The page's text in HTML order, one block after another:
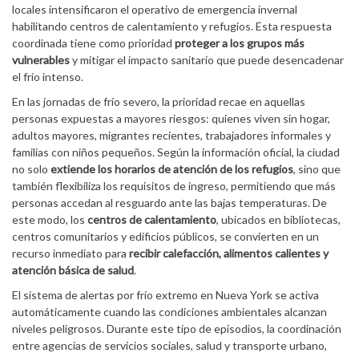
locales intensificaron el operativo de emergencia invernal
habilitando centros de calentamiento y refugios. Esta respuesta
coordinada tiene como prioridad proteger a los grupos más
vulnerablesy mitigar el impacto sanitario que puede desencadenar
el frío intenso.
En las jornadas de frío severo, la prioridad recae en aquellas
personas expuestas a mayores riesgos: quienes viven sin hogar,
adultos mayores, migrantes recientes, trabajadores informales y
familias con niños pequeños. Según la información oficial, la ciudad
no solo extiende los horarios de atención de los refugios, sino que
también flexibiliza los requisitos de ingreso, permitiendo que más
personas accedan al resguardo ante las bajas temperaturas. De
este modo, los centros de calentamiento, ubicados en bibliotecas,
centros comunitarios y edificios públicos, se convierten en un
recurso inmediato para recibir calefacción, alimentos calientes y
atención básica de salud.
El sistema de alertas por frío extremo en Nueva York se activa
automáticamente cuando las condiciones ambientales alcanzan
niveles peligrosos. Durante este tipo de episodios, la coordinación
entre agencias de servicios sociales, salud y transporte urbano,